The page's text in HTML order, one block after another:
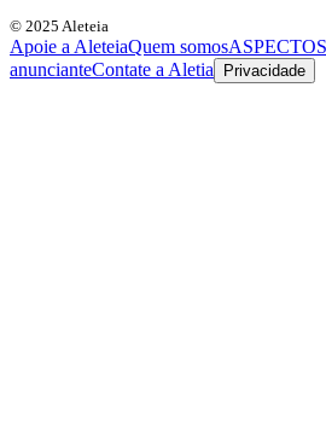
© 2025 Aleteia
Apoie a AleteiaQuem somos
anuncianteContate a Aletia Privacidade